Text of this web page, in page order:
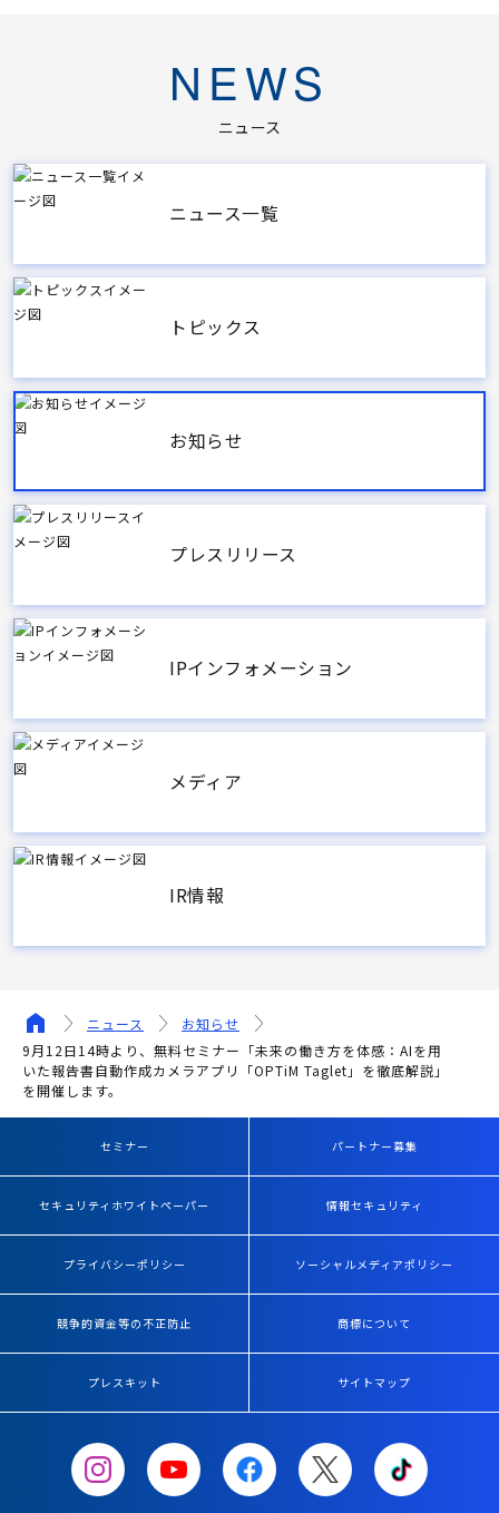
NEWS
ニュース
ニュース一覧
トピックス
お知らせ
プレスリリース
IPインフォメーション
メディア
IR情報
ニュース
お知らせ
9月12日14時より、無料セミナー「未来の働き方を体感：AIを用
いた報告書自動作成カメラアプリ「OPTiM Taglet」を徹底解説」
を開催します。
セミナー パートナー募集
セキュリティホワイトペーパー 情報セキュリティ
プライバシーポリシー ソーシャルメディアポリシー
競争的資金等の不正防止 商標について
プレスキット サイトマップ